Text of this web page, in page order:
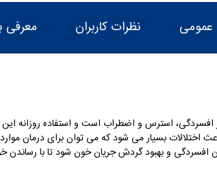
عمومی نظرات کاربران معرفی
افسردگی، استرس و اضطراب است و استفاده روزانه
اختلالات بسیار می شود که می توان برای درمان
و بهبود گردش جریان خون شود تا با رساندن